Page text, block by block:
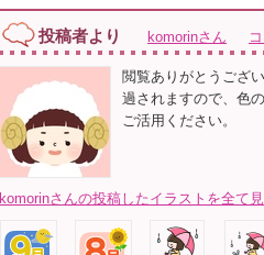
投稿者より komorinさん
閲覧ありがとうござ
過されますので、色
ご活用ください。⠀ ⠀
komorinさんの投稿したイラストを全て見